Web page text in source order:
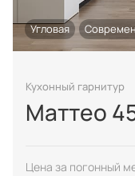
Угловая
Кухонный гарнитур
Маттео
Цена за погонный